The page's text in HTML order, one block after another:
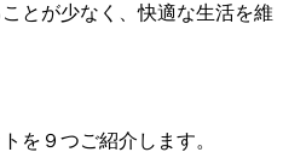
とが少なく、快適な生活を維
を９つご紹介します。